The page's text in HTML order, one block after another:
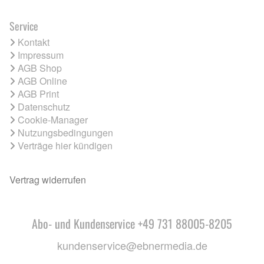
Service
Kontakt
Impressum
AGB Shop
AGB Online
AGB Print
Datenschutz
Cookie-Manager
Nutzungsbedingungen
Verträge hier kündigen
Vertrag widerrufen
Abo- und Kundenservice +49 731 88005-8205
kundenservice@ebnermedia.de